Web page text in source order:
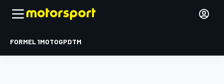
FORMEL 1MOTOGPDTM